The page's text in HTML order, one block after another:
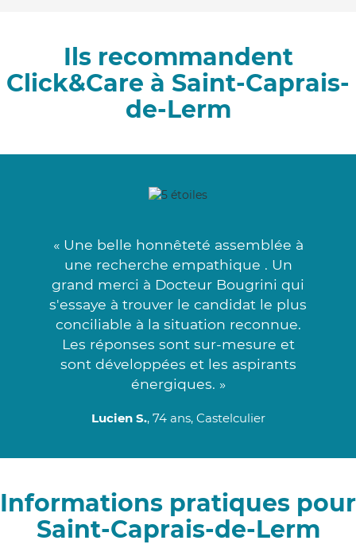
Ils recommandent
Click&Care à Saint-Caprais-
de-Lerm
« Une belle honnêteté assemblée à
une recherche empathique . Un
grand merci à Docteur Bougrini qui
s'essaye à trouver le candidat le plus
conciliable à la situation reconnue.
Les réponses sont sur-mesure et
sont développées et les aspirants
énergiques. »
Lucien S., 74 ans, Castelculier
Informations pratiques pour
Saint-Caprais-de-Lerm